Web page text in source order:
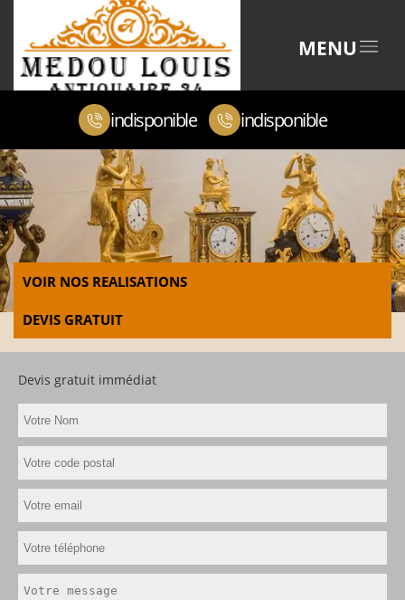
MENU
indisponible indisponible
VOIR NOS REALISATIONS
DEVIS GRATUIT
Devis gratuit immédiat